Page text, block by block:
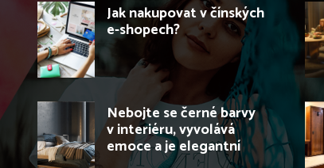
Jak nakupovat v čínských
e-shopech?
Nebojte se černé barvy
v interiéru, vyvolává
emoce a je elegantní